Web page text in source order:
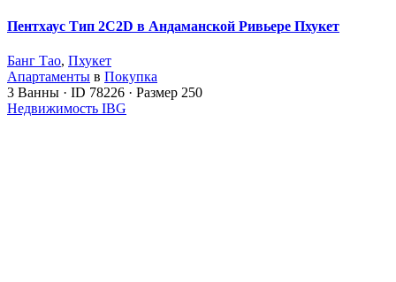
Пентхаус Тип 2C2D в Андаманской Ривьере Пхукет
Банг Тао, Пхукет
Апартаменты в Покупка
3 Ванны · ID 78226 · Размер 250
Недвижимость IBG